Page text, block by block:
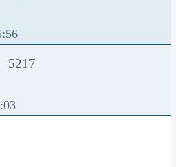
5217